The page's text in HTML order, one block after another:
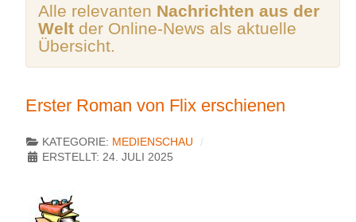
Alle relevanten Nachrichten aus der
Welt der Online-News als aktuelle
Übersicht.
Erster Roman von Flix erschienen
KATEGORIE: MEDIENSCHAU
ERSTELLT: 24. JULI 2025